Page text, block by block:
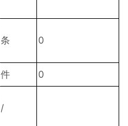
条 0
件
0
/